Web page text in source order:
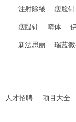
注射除皱 瘦脸针
瘦腿针 嗨体
新法思丽 瑞蓝
人才招聘 项目大全